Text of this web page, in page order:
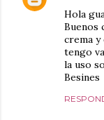
Hola
Buenos
crema y
tengo
la uso
Besines